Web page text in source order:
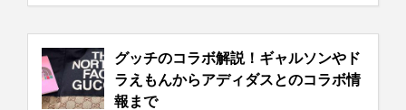
グッチのコラボ解説！ギャルソンやド
ラえもんからアディダスとのコラボ情
報まで